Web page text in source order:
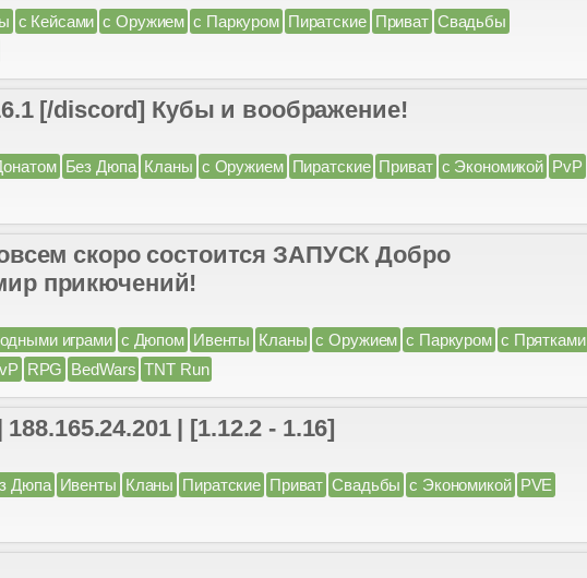
с Кейсами с Оружием с Паркуром Пиратские Приват Свадьбы
[/discord] Кубы и воображение!
Без Дюпа Кланы с Оружием Пиратские Приват с Экономикой PvP
скоро состоится ЗАПУСК Добро
прикючений!
играми с Дюпом Ивенты Кланы с Оружием с Паркуром с Прятками
RPG BedWars TNT Run
| [1.12.2 - 1.16]
Дюпа Ивенты Кланы Пиратские Приват Свадьбы с Экономикой PVE